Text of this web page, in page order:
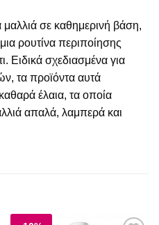
σε καθημερινή βάση,
ρουτίνα περιποίησης
Ειδικά σχεδιασμένα για
τα προϊόντα αυτά
έλαια, τα οποία
απαλά, λαμπερά και